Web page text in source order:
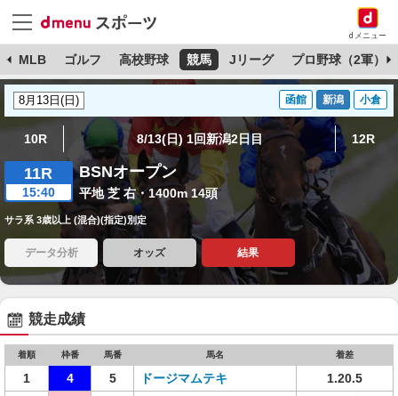
dメニュー
MLB ゴルフ 高校野球 競馬 Jリーグ プロ野球（2軍）
函館 新潟 小倉
10R 8/13(日) 1回新潟2日目 12R
11R
15:40
BSNオープン
平地 芝 右・1400m 14頭
サラ系 3歳以上 (混合)(指定)別定
データ分析 オッズ 結果
競走成績
着順 枠番 馬番 馬名 着差
1 4 5 ドージマムテキ
1.20.5